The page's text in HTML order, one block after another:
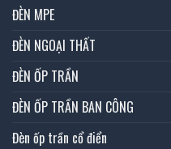
ĐÈN MPE
ĐÈN NGOẠI THẤT
ĐÈN ỐP TRẦN
ĐÈN ỐP TRẦN BAN CÔNG
Đèn ốp trần cổ điển